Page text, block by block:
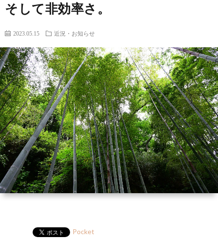
ー
ル
HP
マ
ガ
筆
セ
ミ
ナ
ー・
講
そして非効率さ。
2023.05.15 近況・お知らせ
Pocket